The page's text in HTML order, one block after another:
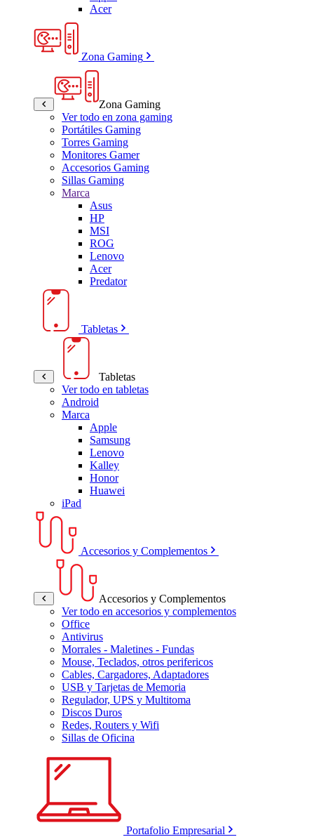
Acer
Zona Gaming
Zona Gaming
Ver todo en zona gaming
Portátiles Gaming
Torres Gaming
Monitores Gamer
Accesorios Gaming
Sillas Gaming
Marca
Asus
HP
MSI
ROG
Lenovo
Acer
Predator
Tabletas
Tabletas
Ver todo en tabletas
Android
Marca
Apple
Samsung
Lenovo
Kalley
Honor
Huawei
iPad
Accesorios y Complementos
Accesorios y Complementos
Ver todo en accesorios y complementos
Office
Antivirus
Morrales - Maletines - Fundas
Mouse, Teclados, otros perifericos
Cables, Cargadores, Adaptadores
USB y Tarjetas de Memoria
Regulador, UPS y Multitoma
Discos Duros
Redes, Routers y Wifi
Sillas de Oficina
Portafolio Empresarial